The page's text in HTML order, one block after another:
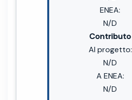
ENEA:
N/D
Contributo
Al progetto:
N/D
A ENEA:
N/D